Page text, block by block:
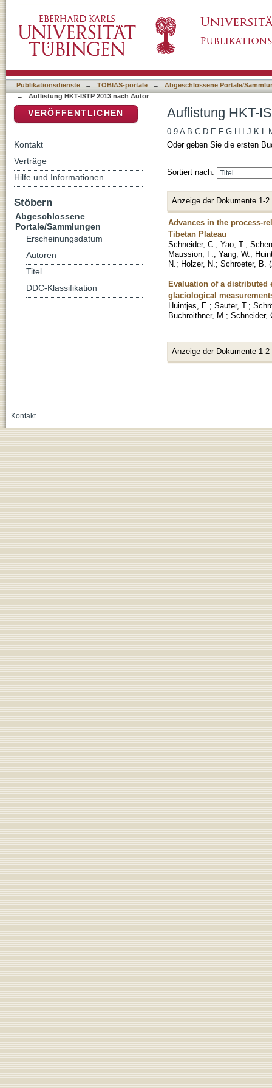
Publikationsdienste → TOBIAS-portale →
Abgeschlossene Portale/
→
Auflistung HKT-ISTP 2013 nach Autor
Auflistung HKT-
0-9 A B C D E F G H J K L
Oder geben Sie die ersten
Sortiert nach:
Anzeige der Dokumente 1-2
Advances in the process-
Tibetan Plateau
Schneider, C. ; Yao, T. ;
Maussion, F. ; Yang, W. ;
N. ; Holzer, N. ; Schroeter, B. (
Evaluation of a distributed
glaciological
Huintjes, E. ; Sauter, T. ;
Buchroithner, M. ; Schneider,
Anzeige der Dokumente 1-2
VERÖFFENTLICHEN
Kontakt
Verträge
Hilfe und Informationen
Stöbern
Abgeschlossene
Portale/Sammlungen
Erscheinungsdatum
Autoren
Titel
DDC-Klassifikation
Kontakt